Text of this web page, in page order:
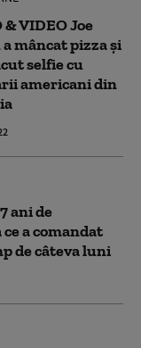
& VIDEO Joe
mâncat pizza și
selfie cu
americani din
ani de
a comandat
de câteva luni